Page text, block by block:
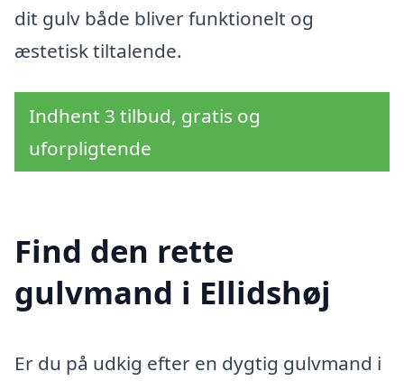
dit gulv både bliver funktionelt og
æstetisk tiltalende.
Indhent 3 tilbud, gratis og
uforpligtende
Find den rette
gulvmand i Ellidshøj
Er du på udkig efter en dygtig gulvmand i